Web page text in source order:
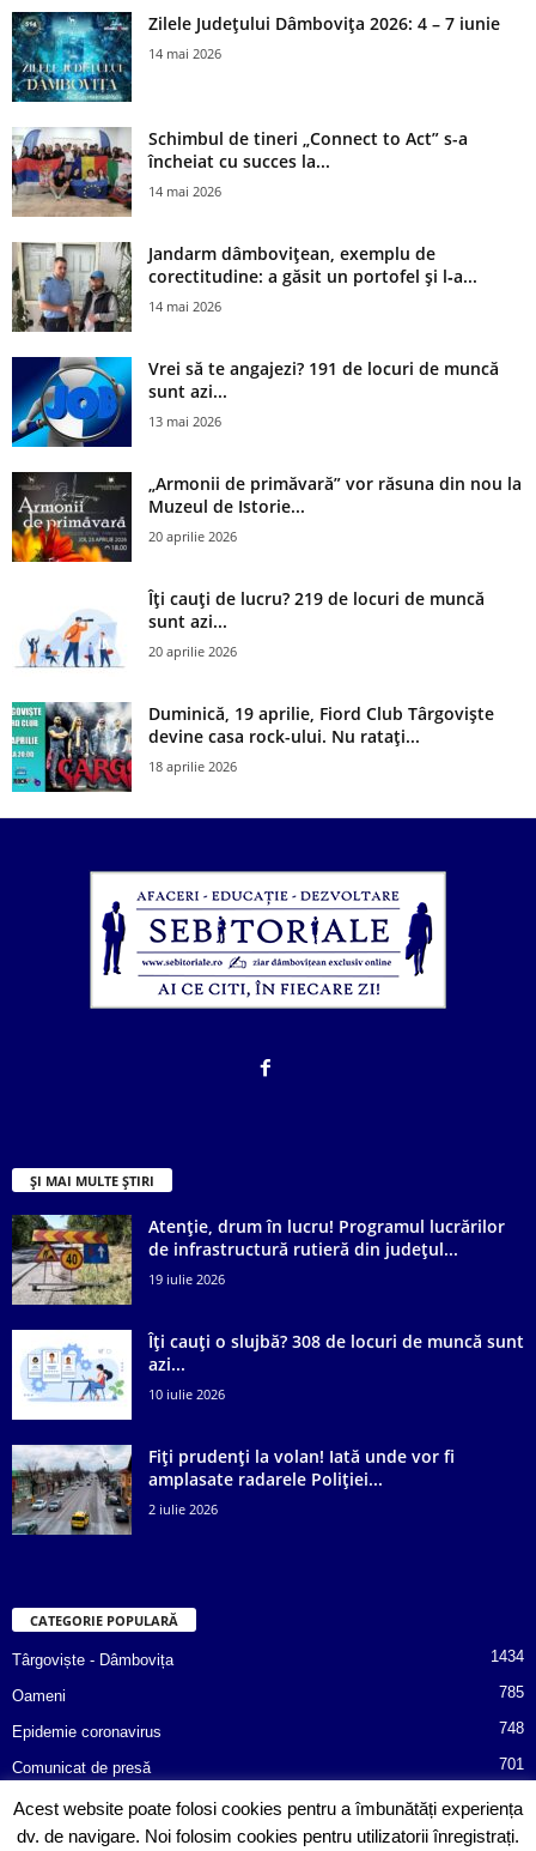
Zilele Județului Dâmbovița 2026: 4 – 7 iunie
14 mai 2026
Schimbul de tineri „Connect to Act” s-a
încheiat cu succes la...
14 mai 2026
Jandarm dâmbovițean, exemplu de
corectitudine: a găsit un portofel și l‑a...
14 mai 2026
Vrei să te angajezi? 191 de locuri de muncă
sunt azi...
13 mai 2026
„Armonii de primăvară” vor răsuna din nou la
Muzeul de Istorie...
20 aprilie 2026
Îți cauți de lucru? 219 de locuri de muncă
sunt azi...
20 aprilie 2026
Duminică, 19 aprilie, Fiord Club Târgoviște
devine casa rock-ului. Nu ratați...
18 aprilie 2026
ȘI MAI MULTE ȘTIRI
Atenție, drum în lucru! Programul lucrărilor
de infrastructură rutieră din județul...
19 iulie 2026
Îți cauți o slujbă? 308 de locuri de muncă sunt
azi...
10 iulie 2026
Fiți prudenți la volan! Iată unde vor fi
amplasate radarele Poliției...
2 iulie 2026
CATEGORIE POPULARĂ
Târgoviște - Dâmbovița 1434
Oameni 785
Epidemie coronavirus 748
Comunicat de presă 701
Afaceri 487
Poliția informează! 366
Acest website poate folosi cookies pentru a îmbunătăți experiența
dv. de navigare. Noi folosim cookies pentru utilizatorii înregistrați.